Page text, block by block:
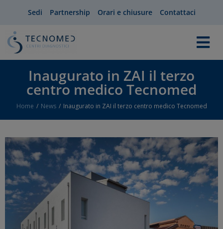
Sedi Partnership Orari e chiusure Contattaci
Inaugurato in ZAI il terzo
centro medico Tecnomed
You are here:
Home News Inaugurato in ZAI il terzo centro medico Tecnomed